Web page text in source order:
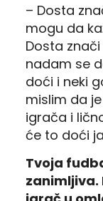
– Dosta
mogu da
Dosta
nadam se
doći i neki
mislim da
igrača i
će to doći
Tvoja
zanimljiva.